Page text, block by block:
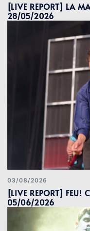
[LIVE REPORT] LA
28/05/2026
03/08/2026
[LIVE REPORT] FEU!
05/06/2026